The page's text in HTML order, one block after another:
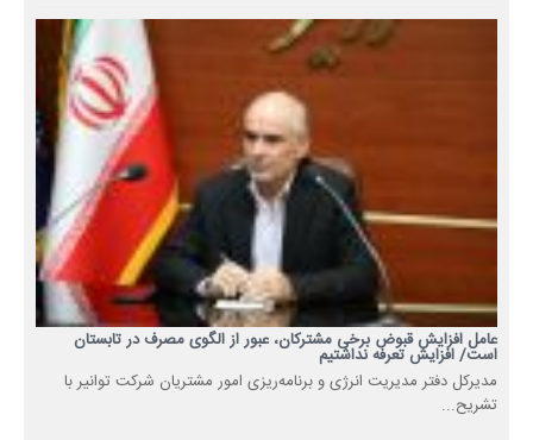
عامل افزایش قبوض برخی مشترکان، عبور از الگوی مصرف در تابستان
است/ افزایش تعرفه نداشتیم
مدیرکل دفتر مدیریت انرژی و برنامه‌ریزی امور مشتریان شرکت توانیر با
تشریح...